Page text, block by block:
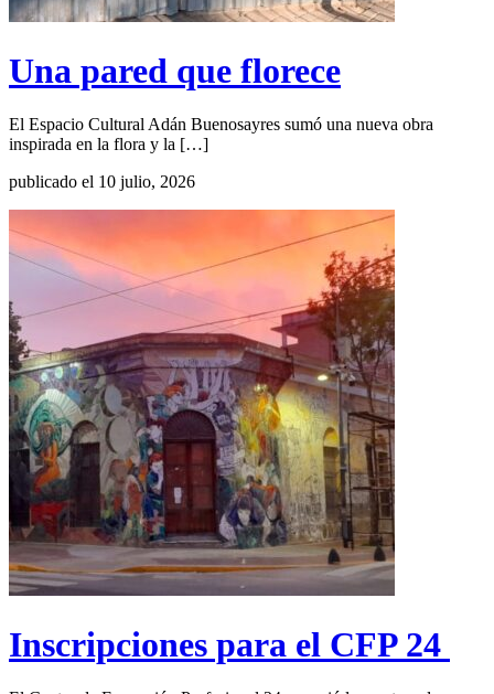
Una pared que florece
El Espacio Cultural Adán Buenosayres sumó una nueva obra
inspirada en la flora y la […]
publicado el 10 julio, 2026
Inscripciones para el CFP 24